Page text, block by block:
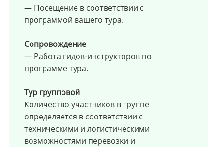
— Посещение в соответствии с
программой вашего тура.
Сопровождение
— Работа гидов-инструкторов по
программе тура.
Тур групповой
Количество участников в группе
определяется в соответствии с
техническими и логистическими
возможностями перевозки и